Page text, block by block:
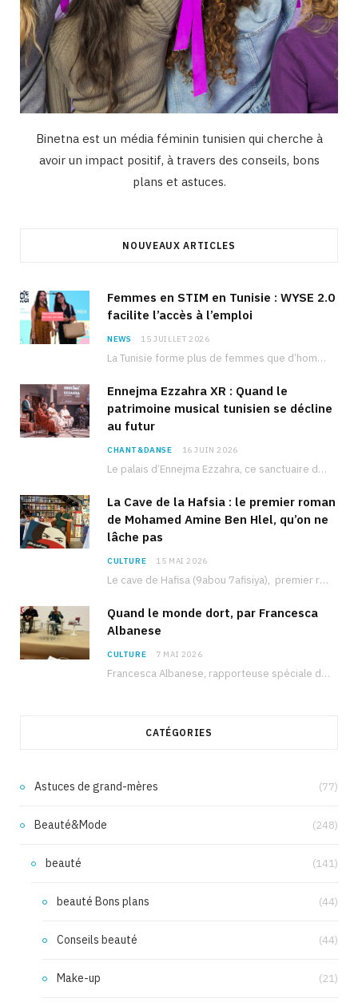
Binetna est un média féminin tunisien qui cherche à
avoir un impact positif, à travers des conseils, bons
plans et astuces.
NOUVEAUX ARTICLES
Femmes en STIM en Tunisie : WYSE 2.0
facilite l’accès à l’emploi
NEWS 15 JUILLET 2026
La Tunisie forme plus de femmes que d’hommes dans les filières scientifiques. Pourtant, pour beaucoup…
Ennejma Ezzahra XR : Quand le
patrimoine musical tunisien se décline
au futur
CHANT&DANSE 16 JUIN 2026
Le palais d’Ennejma Ezzahra, ce sanctuaire de la musique tunisienne et méditerranéenne construit par le…
La Cave de la Hafsia : le premier roman
de Mohamed Amine Ben Hlel, qu’on ne
lâche pas
CULTURE 15 MAI 2026
Le cave de Hafisa (9abou 7afisiya), premier roman du journaliste tunisien Mohamed Amine Ben Hlel,…
Quand le monde dort, par Francesca
Albanese
CULTURE 7 MAI 2026
Francesca Albanese, rapporteuse spéciale de l’ONU sur les territoires palestiniens occupés, était à Tunis pour…
CATÉGORIES
Astuces de grand-mères (77)
Beauté&Mode (248)
beauté (141)
beauté Bons plans (44)
Conseils beauté (44)
Make-up (21)